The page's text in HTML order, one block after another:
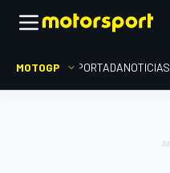
MOTOGP PORTADANOTICIAS